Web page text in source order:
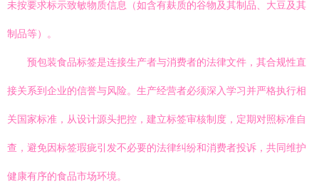
未按要求标示致敏物质信息（如含有麸质的谷物及其制品、大豆及其
制品等）。
预包装食品标签是连接生产者与消费者的法律文件，其合规性直
接关系到企业的信誉与风险。生产经营者必须深入学习并严格执行相
关国家标准，从设计源头把控，建立标签审核制度，定期对照标准自
查，避免因标签瑕疵引发不必要的法律纠纷和消费者投诉，共同维护
健康有序的食品市场环境。